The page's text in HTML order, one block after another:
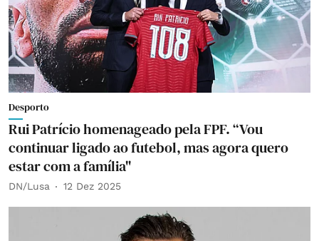
Desporto
Rui Patrício homenageado pela FPF. “Vou
continuar ligado ao futebol, mas agora quero
estar com a família"
DN/Lusa 12 Dez 2025